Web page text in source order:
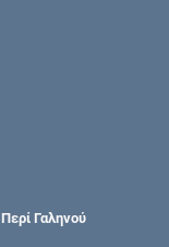
Περί Γαληνού